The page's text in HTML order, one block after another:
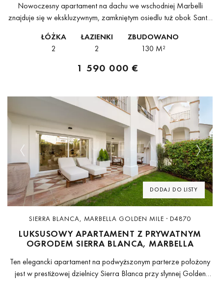
Nowoczesny apartament na dachu we wschodniej Marbelli
znajduje się w ekskluzywnym, zamkniętym osiedlu tuż obok Santa
przestronnym, prywatnym solarium z basenem typu plunge...
ŁÓŻKA
2
ŁAZIENKI
2
ZBUDOWANO
130 M²
1 590 000 €
DODAJ DO LISTY
Previous Next
SIERRA BLANCA, MARBELLA GOLDEN MILE · D4870
LUKSUSOWY APARTAMENT Z PRYWATNYM
OGRODEM SIERRA BLANCA, MARBELLA
Ten elegancki apartament na podwyższonym parterze położony
jest w prestiżowej dzielnicy Sierra Blanca przy słynnej Golden